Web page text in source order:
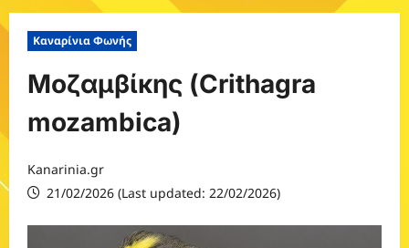
Καναρίνια Φωνής
Μοζαμβίκης (Crithagra
mozambica)
Kanarinia.gr
21/02/2026 (Last updated: 22/02/2026)